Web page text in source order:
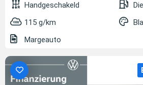
Handgeschakeld
115 g/km
Margeauto